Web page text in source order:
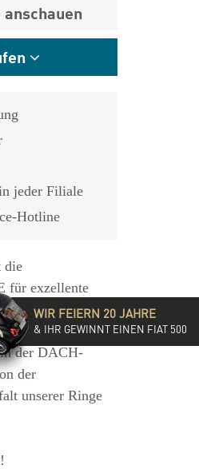
jeder Filiale
Hotline
die
für exzellente
Beratung mit
Besucht eine
der DACH-
der
unserer Ringe
WIR FEIERN 20 JAHRE
& IHR GEWINNT EINEN FIAT 500